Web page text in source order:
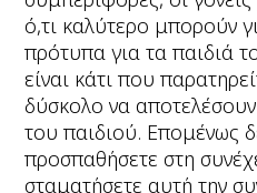
ό,τι καλύτερο μπορούν
πρότυπα για τα παιδιά
είναι κάτι που
δύσκολο να
του παιδιού. Επομένως
προσπαθήσετε στη
σταματήσετε αυτή την